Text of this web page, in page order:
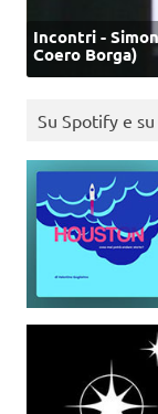
Incontri -
Coero Borga)
Su Spotify e